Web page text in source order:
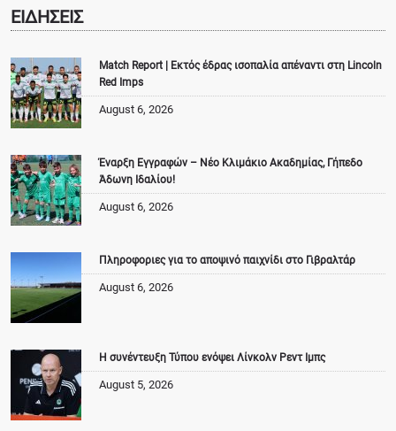
ΕΙΔΗΣΕΙΣ
Match Report | Εκτός έδρας ισοπαλία απέναντι στη Lincoln
Red Imps
August 6, 2026
Έναρξη Εγγραφών – Νέο Κλιμάκιο Ακαδημίας, Γήπεδο
Άδωνη Ιδαλίου!
August 6, 2026
Πληροφοριες για το αποψινό παιχνίδι στο Γιβραλτάρ
August 6, 2026
Η συνέντευξη Τύπου ενόψει Λίνκολν Ρεντ Ιμπς
August 5, 2026